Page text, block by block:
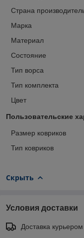
Страна
Марка
Материал
Состояние
Тип ворса
Тип комплекта
Цвет
Пользовательские
Размер ковриков
Тип ковриков
Скрыть
Условия доставки
Доставка курьером